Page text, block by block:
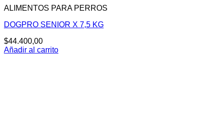
ALIMENTOS PARA PERROS
DOGPRO SENIOR X 7,5 KG
$44.400,00
Añadir al carrito